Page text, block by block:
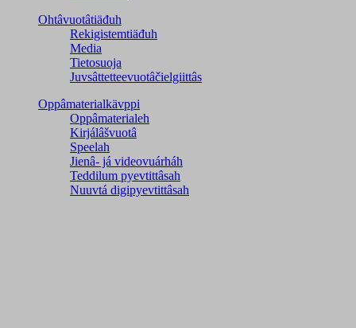
Ohtâvuotâtiäđuh
Rekigistemtiäđuh
Media
Tietosuoja
Juvsâttetteevuotâčielgiittâs
Oppâmaterialkävppi
Oppâmaterialeh
Kirjálâšvuotâ
Speelah
Jienâ- já videovuárháh
Teddilum pyevtittâsah
Nuuvtá digipyevtittâsah